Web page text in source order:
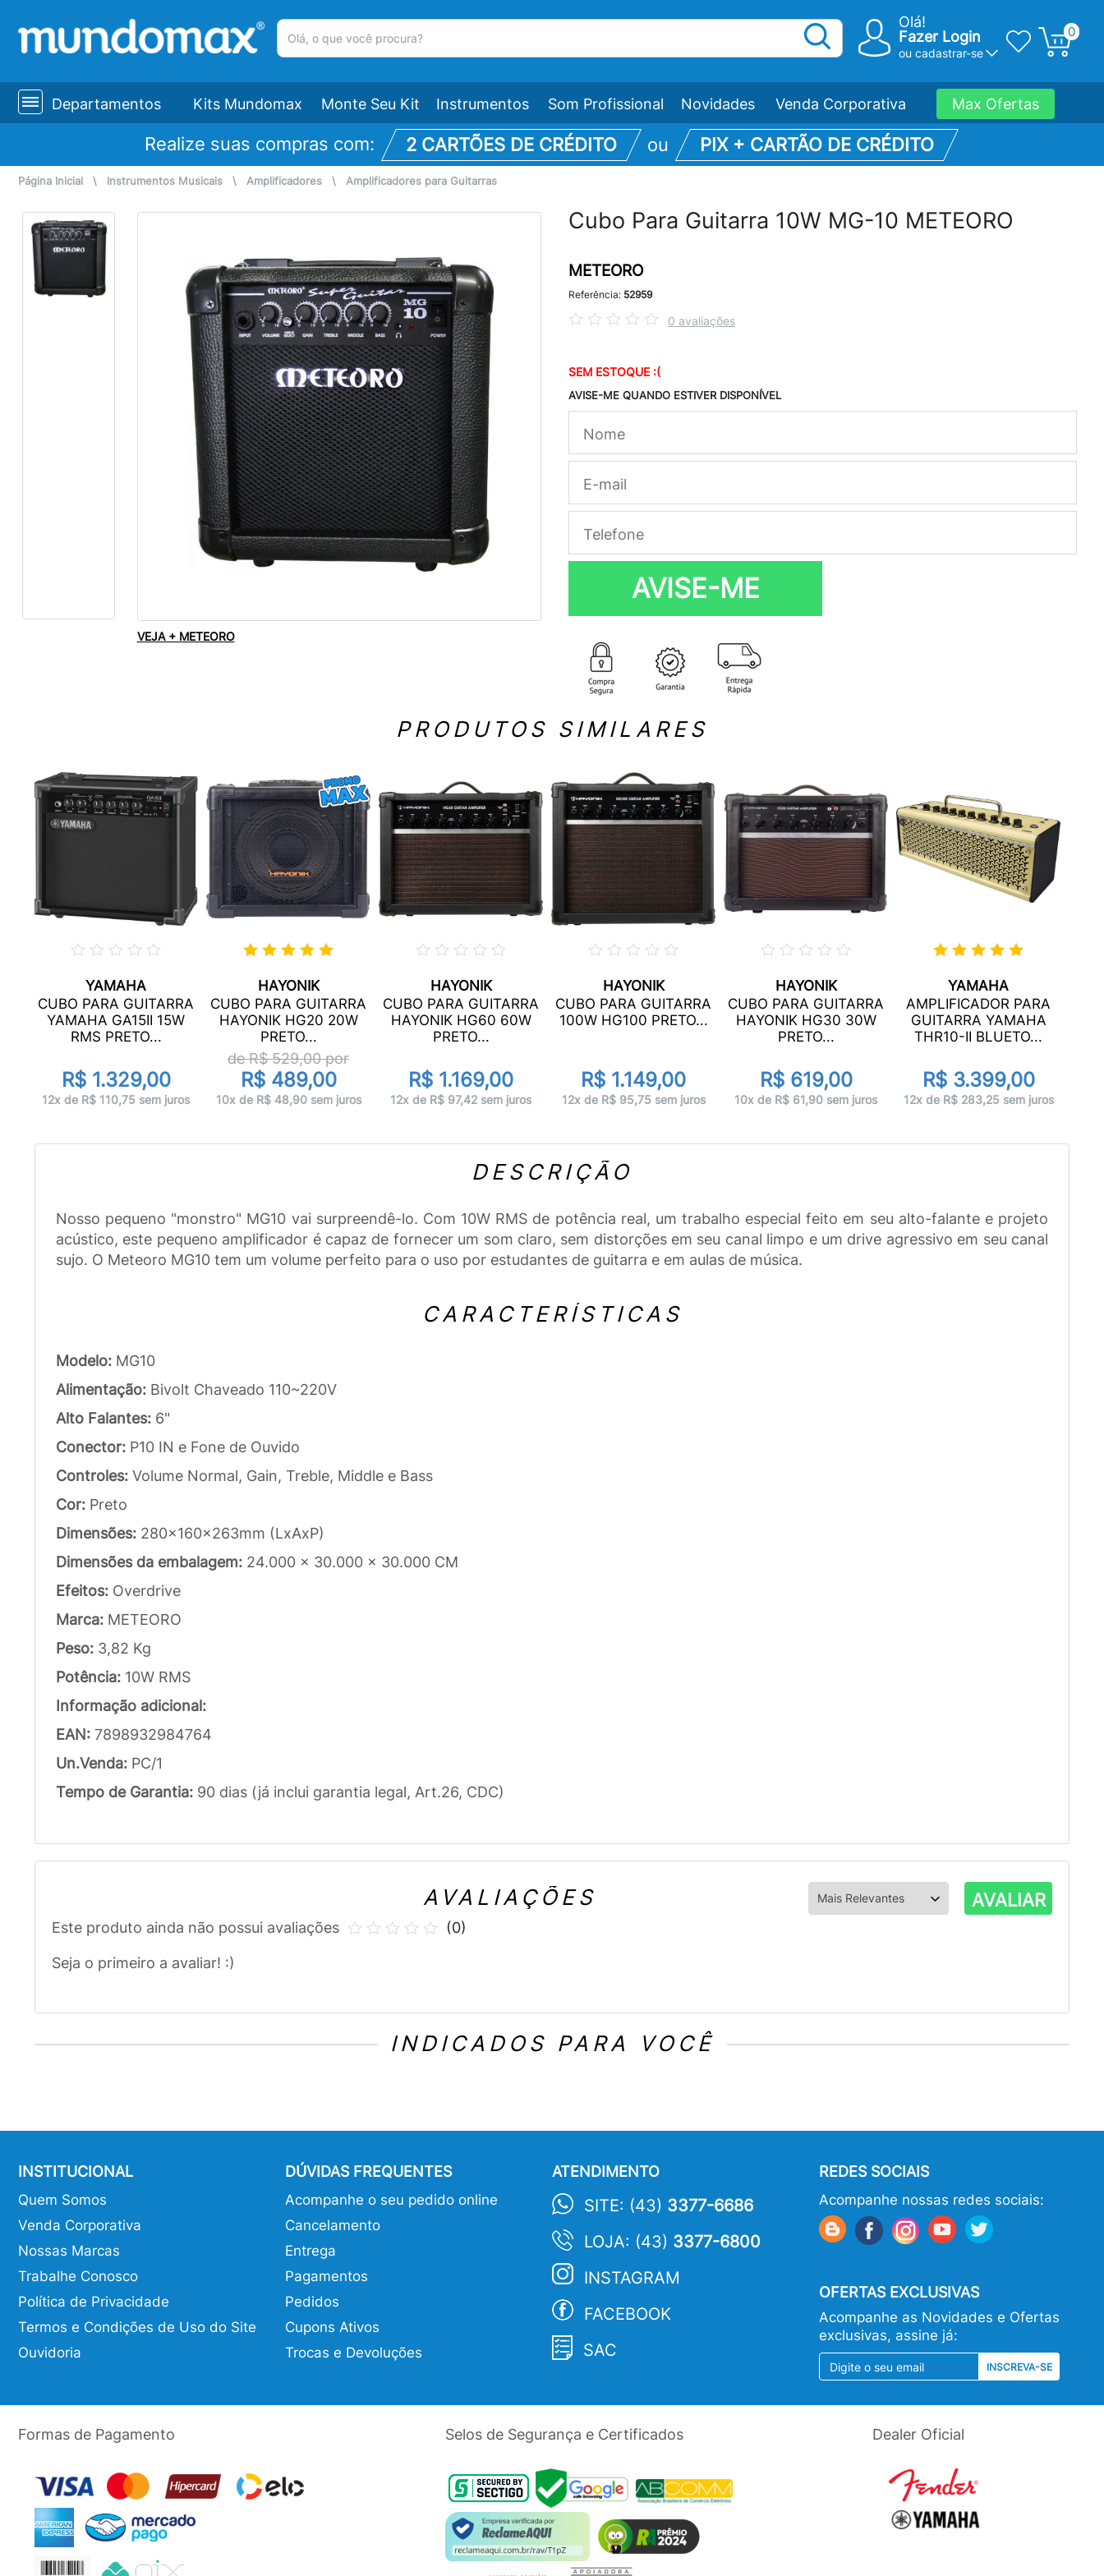
Olá!
Fazer Login
ou cadastrar-se
0
Departamentos Kits Mundomax Monte Seu Kit Instrumentos Som Profissional Novidades Venda Corporativa Max Ofertas
Realize suas compras com: 2 CARTÕES DE CRÉDITO ou PIX + CARTÃO DE CRÉDITO
Página Inicial \ Instrumentos Musicais \ Amplificadores \ Amplificadores para Guitarras
VEJA + METEORO
Cubo Para Guitarra 10W MG-10 METEORO
METEORO
Referência: 52959
0 avaliações
SEM ESTOQUE :(
AVISE-ME QUANDO ESTIVER DISPONÍVEL
AVISE-ME
PRODUTOS SIMILARES
YAMAHA
CUBO PARA GUITARRA
YAMAHA GA15II 15W
RMS PRETO...
R$ 1.329,00
12x de R$ 110,75 sem juros
HAYONIK
CUBO PARA GUITARRA
HAYONIK HG20 20W
PRETO...
de R$529,00por
R$ 489,00
10x de R$ 48,90 sem juros
HAYONIK
CUBO PARA GUITARRA
HAYONIK HG60 60W
PRETO...
R$ 1.169,00
12x de R$ 97,42 sem juros
HAYONIK
CUBO PARA GUITARRA
100W HG100 PRETO...
R$ 1.149,00
12x de R$ 95,75 sem juros
HAYONIK
CUBO PARA GUITARRA
HAYONIK HG30 30W
PRETO...
R$ 619,00
10x de R$ 61,90 sem juros
YAMAHA
AMPLIFICADOR PARA
GUITARRA YAMAHA
THR10-II BLUETO...
R$ 3.399,00
12x de R$ 283,25 sem juros
DESCRIÇÃO
Nosso pequeno "monstro" MG10 vai surpreendê-lo. Com 10W RMS de potência real, um trabalho especial feito em seu alto-falante e projeto
acústico, este pequeno amplificador é capaz de fornecer um som claro, sem distorções em seu canal limpo e um drive agressivo em seu canal
sujo. O Meteoro MG10 tem um volume perfeito para o uso por estudantes de guitarra e em aulas de música.
CARACTERÍSTICAS
Modelo: MG10
Alimentação: Bivolt Chaveado 110~220V
Alto Falantes: 6"
Conector: P10 IN e Fone de Ouvido
Controles: Volume Normal, Gain, Treble, Middle e Bass
Cor: Preto
Dimensões: 280x160x263mm (LxAxP)
Dimensões da embalagem: 24.000 x 30.000 x 30.000 CM
Efeitos: Overdrive
Marca: METEORO
Peso: 3,82 Kg
Potência: 10W RMS
Informação adicional:
EAN: 7898932984764
Un.Venda: PC/1
Tempo de Garantia: 90 dias (já inclui garantia legal, Art.26, CDC)
AVALIAÇÕES AVALIAR
Este produto ainda não possui avaliações
Seja o primeiro a avaliar! :)
(0)
INDICADOS PARA VOCÊ
INSTITUCIONAL
Quem Somos
Venda Corporativa
Nossas Marcas
Trabalhe Conosco
Política de Privacidade
Termos e Condições de Uso do Site
Ouvidoria
DÚVIDAS FREQUENTES
Acompanhe o seu pedido online
Cancelamento
Entrega
Pagamentos
Pedidos
Cupons Ativos
Trocas e Devoluções
ATENDIMENTO
SITE: (43) 3377-6686
LOJA: (43) 3377-6800
INSTAGRAM
FACEBOOK
SAC
REDES SOCIAIS
Acompanhe nossas redes sociais:
OFERTAS EXCLUSIVAS
Acompanhe as Novidades e Ofertas
exclusivas, assine já:
INSCREVA-SE
Formas de Pagamento Selos de Segurança e Certificados Dealer Oficial